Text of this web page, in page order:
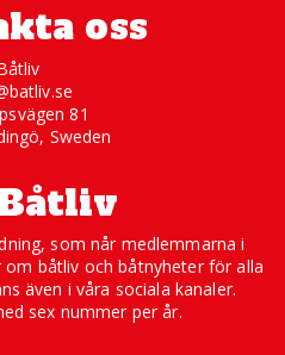
oss
81
Sweden
som når medlemmarna i
om båtliv och båtnyheter för alla
även i våra sociala kanaler.
sex nummer per år.